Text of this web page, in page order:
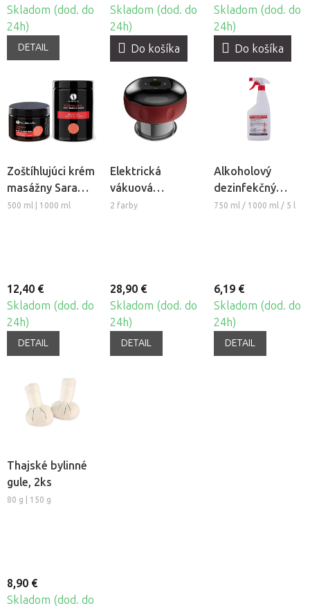
Skladom (dod. do
24h)
DETAIL
Skladom (dod. do
24h)
Do košíka
Skladom (dod. do
24h)
Do košíka
Zoštíhlujúci krém
masážny Sara
Beauty Spa -
500 ml | 1000 ml
12,40 €
Skladom (dod. do
24h)
DETAIL
Elektrická
vákuová
masážna banka
2 farby
28,90 €
Skladom (dod. do
24h)
DETAIL
Alkoholový
dezinfekčný
čistiaci
750 ml / 1000 ml / 5 l
6,19 €
Skladom (dod. do
24h)
DETAIL
Thajské bylinné
gule, 2ks
80 g | 150 g
8,90 €
Skladom (dod. do